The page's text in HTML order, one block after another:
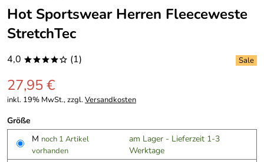
Hot Sportswear Herren Fleeceweste
StretchTec
4,0 ****o (1)
27,95 €
inkl. 19% MwSt., zzgl.Versandkosten
Größe
M noch 1 Artikel
vorhanden
am Lager - Lieferzeit 1-3
Werktage